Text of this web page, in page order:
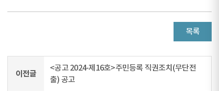
목록
이전글
<공고 2024-제16호>주민등록 직권조치(무단전
출) 공고